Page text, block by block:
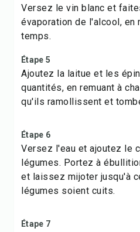
Versez le vin blanc et
évaporation de l'alcool, en
temps.
Étape 5
Ajoutez la laitue et les
quantités, en remuant à
qu'ils ramollissent et
Étape 6
Versez l'eau et ajoutez le
légumes. Portez à
et laissez mijoter jusqu'à
légumes soient cuits.
Étape 7